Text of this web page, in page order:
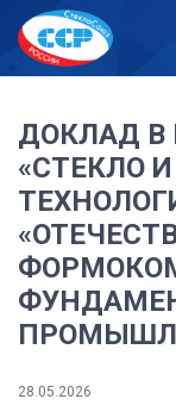
ДОКЛАД В
«СТЕКЛО
28.05.2026